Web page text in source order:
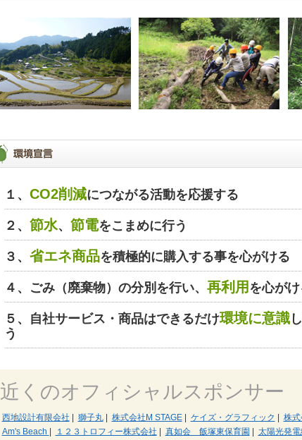
１、 CO2削減につながる活動を応援する
２、 節水、 節電をこまめに行う
３、 省エネ商品を積極的に購入する事を心がける
４、ごみ（廃棄物）の分別を行い、 再利用 を心が
５、自社サービス・商品はできるだけ環境に意識
う
近くのオフィシャルスポンサー
西地設計有限会社 獅子丸| 株式会社M STAGE| ケイズ・グラフィック 株
Am's Beach
１２３トロフィー株式会社 真如会 飯塚東保育園 太陽光発